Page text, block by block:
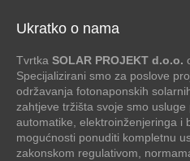
Ukratko o nama
Tvrtka SOLAR PROJEKT d.o.o.
Specijalizirani smo za poslove
održavanja fotonaponskih
zahtjeve tržišta svoje smo
automatike, elektroinženjeringa i
mogućnosti ponuditi kompletnu
zakonskom regulativom,